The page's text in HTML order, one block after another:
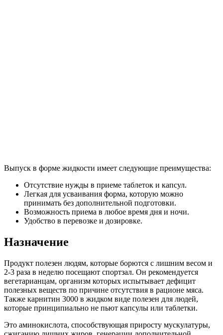
Выпуск в форме жидкости имеет следующие преимущества:
Отсутствие нужды в приеме таблеток и капсул.
Легкая для усваивания форма, которую можно
принимать без дополнительной подготовки.
Возможность приема в любое время дня и ночи.
Удобство в перевозке и дозировке.
Назначение
Продукт полезен людям, которые борются с лишним весом и
2-3 раза в неделю посещают спортзал. Он рекомендуется
вегетарианцам, организм которых испытывает дефицит
полезных веществ по причине отсутствия в рационе мяса.
Также карнитин 3000 в жидком виде полезен для людей,
которые принципиально не пьют капсулы или таблетки.
Это аминокислота, способствующая приросту мускулатуры,